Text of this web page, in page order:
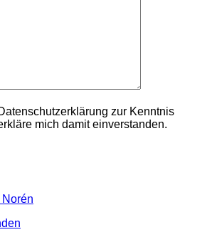
zur Kenntnis
mich damit einverstanden.